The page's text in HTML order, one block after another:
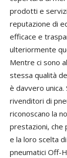
prodotti e
reputazione di
efficace e
ulteriormente
Mentre ci sono
stessa qualità
è davvero unica.
rivenditori di
riconoscano la
prestazioni, che
e la loro scelta
pneumatici Off-